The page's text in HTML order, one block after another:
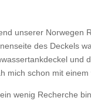
unserer Norwegen
des Deckels
und
mich schon mit
wenig Recherche